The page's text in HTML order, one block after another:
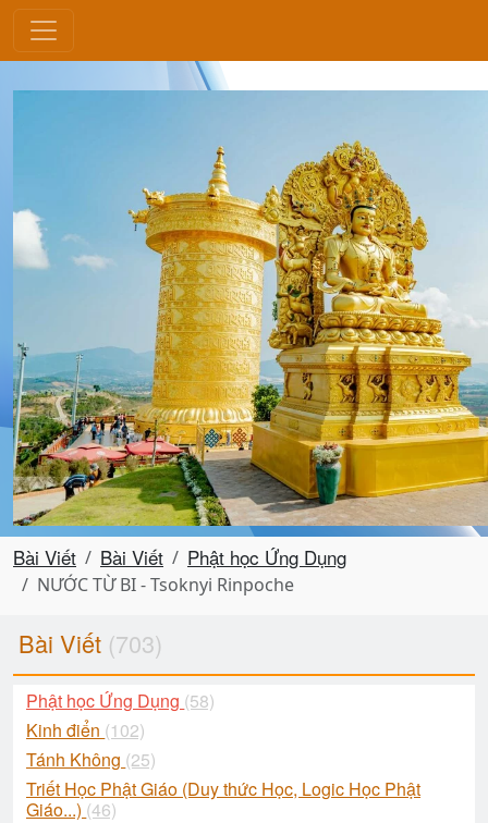
Bài Viết Bài Viết Phật học Ứng Dụng
NƯỚC TỪ BI - Tsoknyi Rinpoche
Bài Viết (703)
Phật học Ứng Dụng (58)
Kinh điển (102)
Tánh Không (25)
Triết Học Phật Giáo (Duy thức Học, Logic Học Phật
Giáo...) (46)